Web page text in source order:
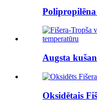
Augsta
Oksidētais